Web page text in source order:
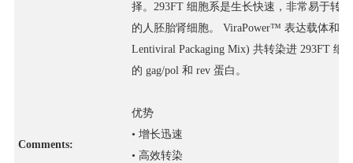
Comments:
择。293FT 细胞系是生长快速，非常易于转
的人胚胎肾细胞。 ViraPower™ 表达载体和
Lentiviral Packaging Mix) 共转染进 293FT
的 gag/pol 和 rev 蛋白。
优势
• 增长迅速
• 高效转染